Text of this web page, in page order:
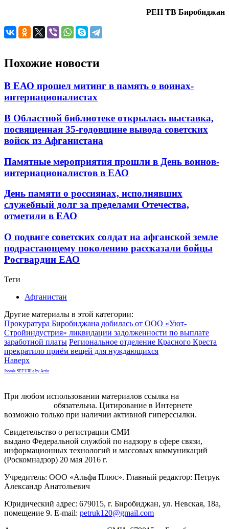
РЕН ТВ Биробиджан
Похожие новости
В ЕАО прошел митинг в память о воинах-
интернационалистах
В Областной библиотеке открылась выставка,
посвященная 35-годовщине вывода советских
войск из Афганистана
Памятные мероприятия прошли в День воинов-
интернационалистов в ЕАО
День памяти о россиянах, исполнявших
служебный долг за пределами Отечества,
отметили в ЕАО
О подвиге советских солдат на афганской земле
подрастающему поколению рассказали бойцы
Росгвардии ЕАО
Теги
Афганистан
Другие материалы в этой категории:
Прокуратура Биробиджана добилась от ООО «Уют-
Стройиндустрия» ликвидации задолженности по выплате
заработной платы Региональное отделение Красного Креста
прекратило приём вещей для нуждающихся
Наверх
Joomla SEF URLs by Artio
При любом использовании материалов ссылка на
обязательна. Цитирование в Интернете
возможно только при наличии активной гиперссылки.
Свидетельство о регистрации СМИ
выдано Федеральной службой по надзору в сфере связи,
информационных технологий и массовых коммуникаций
(Роскомнадзор) 20 мая 2016 г.
Учредитель: ООО «Альфа Плюс». Главный редактор: Петрук
Александр Анатольевич
Юридический адрес: 679015, г. Биробиджан, ул. Невская, 18а,
помещение 9. E-mail: petruk120@gmail.com